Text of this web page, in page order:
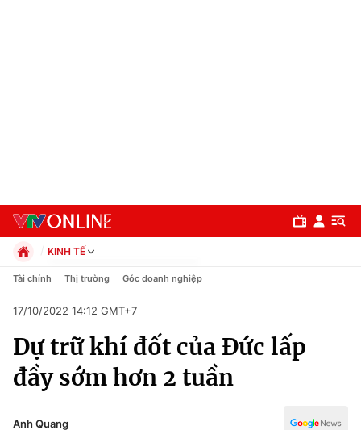
Chuyên mục
Chính trị
KINH TẾ
Chính trị
Pháp luật
Kinh tế
Thể thao
Truyền hình
Y tế
Tài chính Thị trường Góc doanh nghiệp
17/10/2022 14:12 GMT+7
Dự trữ khí đốt của Đức lấp
đầy sớm hơn 2 tuần
Anh Quang